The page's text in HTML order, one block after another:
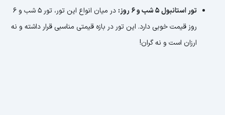
تور استانبول ۵ شب و ۶ روز:
در میان انواع این تور، تور 5 شب و 6
روز قیمت خوبی دارد. این تور در بازه قیمتی مناسبی قرار داشته و نه
ارزان است و نه گران!